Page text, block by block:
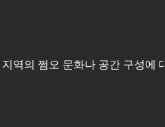
지역의 쩜오 문화나 공간 구성에